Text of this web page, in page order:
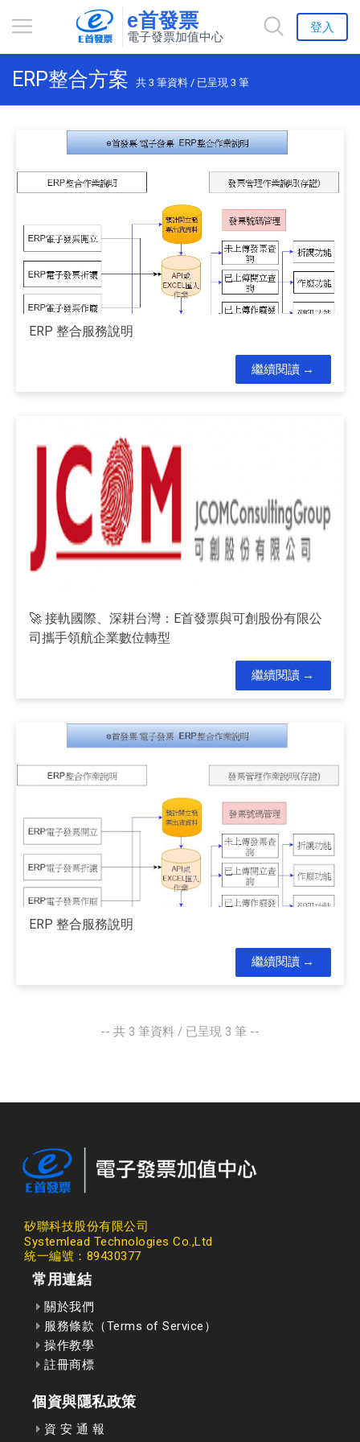
e首發票
電子發票加值中心
登入
ERP整合方案 共 3 筆資料 / 已呈現 3 筆
ERP 整合服務說明
繼續閱讀
🚀 接軌國際、深耕台灣：E首發票與可創股份有限公
司攜手領航企業數位轉型
繼續閱讀
ERP 整合服務說明
繼續閱讀
-- 共 3 筆資料 / 已呈現 3 筆 --
矽聯科技股份有限公司
Systemlead Technologies Co.,Ltd
統一編號：89430377
常用連結
關於我們
服務條款（Terms of Service）
操作教學
註冊商標
個資與隱私政策
資 安 通 報